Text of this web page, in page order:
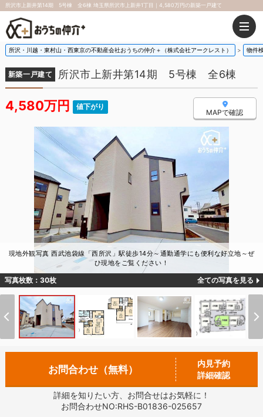
所沢市上新井第14期 5号棟 全6棟 埼玉県所沢市上新井1丁目｜4,580万円の新築一戸建て
所沢・川越・東村山・西東京の不動産会社おうちの仲介＋（株式会社アークレスト） 物件
新築一戸建て 所沢市上新井第14期 5号棟 全6棟
4,580万円 値下がり
MAPで確認
現地外観写真 西武池袋線「西所沢」駅徒歩14分～通勤通学にも便利な好立地～ぜ
ひ現地をご覧ください！
写真枚数：30枚 全ての写真を見る
お問合わせ（無料）
内見予約
詳細確認
詳細を知りたい方、お問合せはお気軽に！
お問合わせNO:RHS-B01836-025657